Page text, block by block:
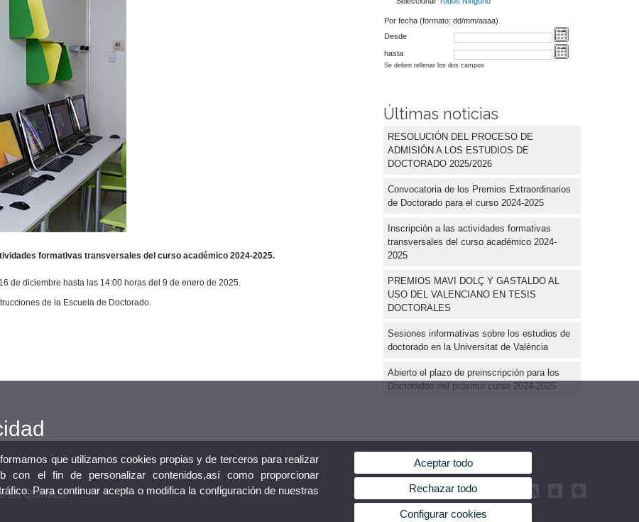
formativas transversales del curso académico 2024-2025.
de diciembre hasta las 14:00 horas del 9 de enero de 2025.
de la Escuela de Doctorado.
Por fecha (formato: dd/mm/aaaa)
Desde
hasta
Se deben rellenar los dos campos
Últimas noticias
RESOLUCIÓN DEL PROCESO DE
ADMISIÓN A LOS ESTUDIOS DE
DOCTORADO 2025/2026
Convocatoria de los Premios Extraordinarios
de Doctorado para el curso 2024-2025
Inscripción a las actividades formativas
transversales del curso académico 2024-
2025
PREMIOS MAVI DOLÇ Y GASTALDO AL
USO DEL VALENCIANO EN TESIS
DOCTORALES
Sesiones informativas sobre los estudios de
doctorado en la Universitat de València
Abierto el plazo de preinscripción para los
Doctorados del próximo curso 2024-2025
en Química
que utilizamos cookies propias y de terceros para realizar
el fin de personalizar contenidos,así como proporcionar
Para continuar acepta o modifica la configuración de nuestras
Aceptar todo
Rechazar todo
Configurar cookies